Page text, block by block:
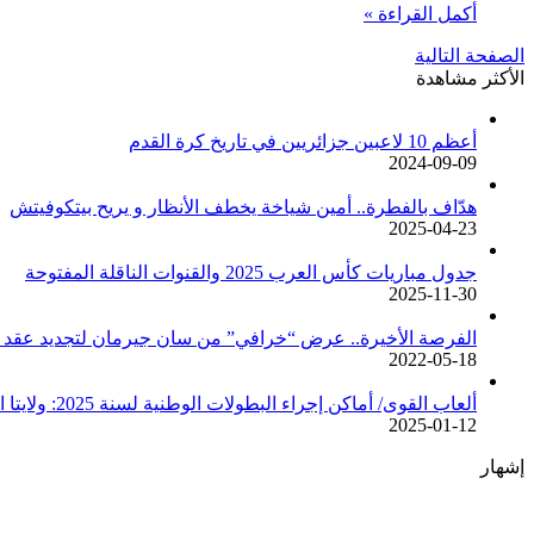
أكمل القراءة »
الصفحة التالية
الأكثر مشاهدة
أعظم 10 لاعبين جزائريين في تاريخ كرة القدم
2024-09-09
هدّاف بالفطرة.. أمين شياخة يخطف الأنظار و يريح بيتكوفيتش
2025-04-23
جدول مباريات كأس العرب 2025 والقنوات الناقلة المفتوحة
2025-11-30
الفرصة الأخيرة.. عرض “خرافي” من سان جيرمان لتجديد عقد
2022-05-18
ألعاب القوى/ أماكن إجراء البطولات الوطنية لسنة 2025: ولايتا الجزائر وبجاية تحتضنان أغلبية المسابقات /اتحادية/
2025-01-12
إشهار